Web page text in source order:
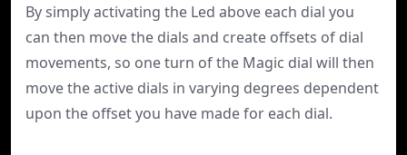
By simply activating the Led above each dial you
can then move the dials and create offsets of dial
movements, so one turn of the Magic dial will then
move the active dials in varying degrees dependent
upon the offset you have made for each dial.